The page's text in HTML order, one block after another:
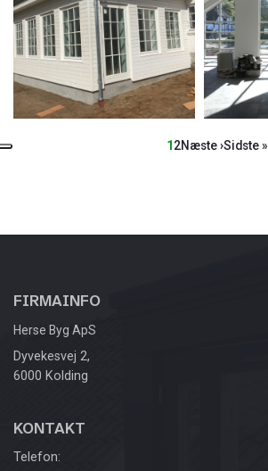
Sideinddeling Side
1Side
2Næste
Næste ›Sidste
Sidste »
FIRMAINFO
Herse Byg ApS
Dyvekesvej 2,
6000 Kolding
KONTAKT
Telefon: